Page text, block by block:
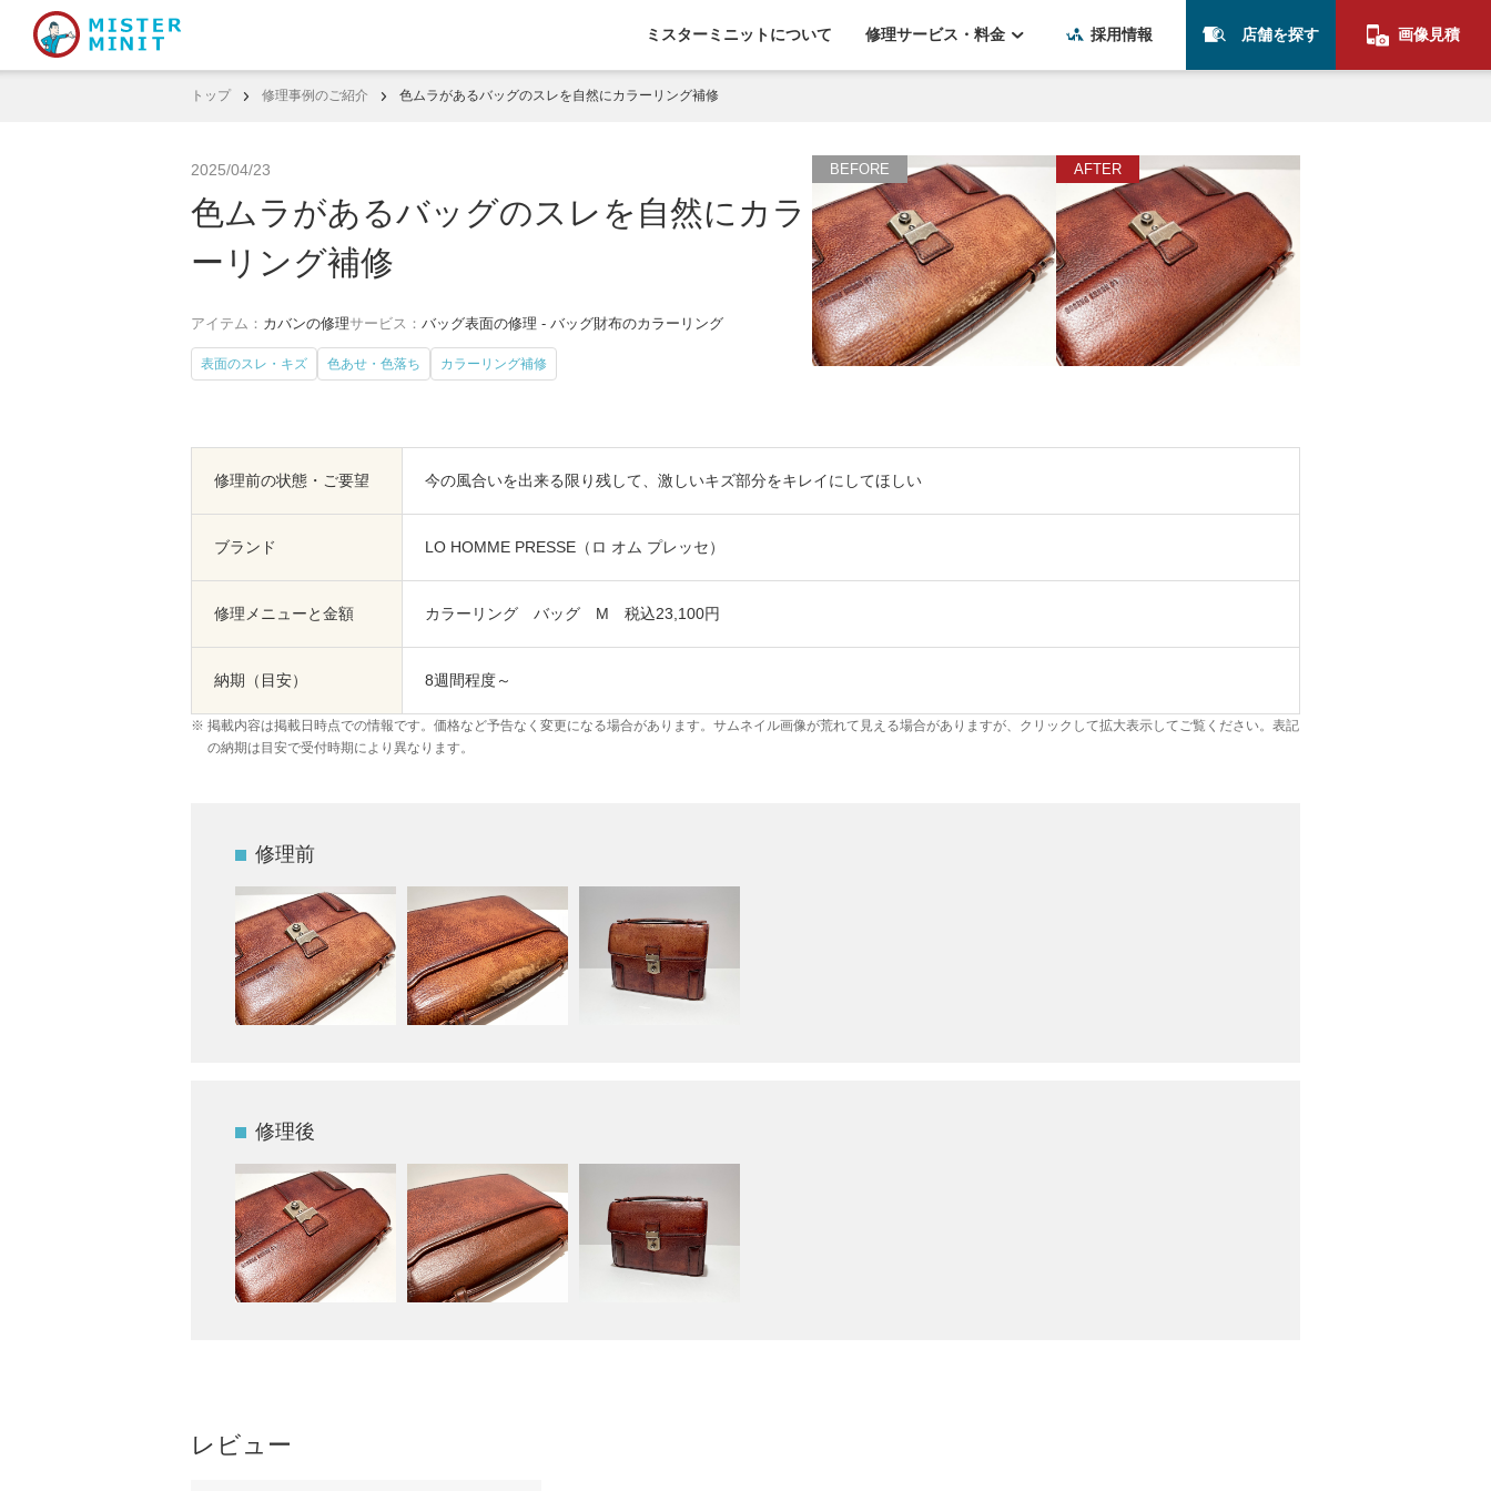
ミスターミニットについて 修理サービス・料金 採用情報 店舗を探す 画像見積
トップ 修理事例のご紹介 色ムラがあるバッグのスレを自然にカラーリング補修
2025/04/23
色ムラがあるバッグのスレを自然にカラ
ーリング補修
アイテム： カバンの修理サービス： バッグ表面の修理 - バッグ財布のカラーリング
表面のスレ・キズ 色あせ・色落ち カラーリング補修
修理前の状態・ご要望 今の風合いを出来る限り残して、激しいキズ部分をキレイにしてほしい
ブランド LO HOMME PRESSE（ロ オム プレッセ）
修理メニューと金額 カラーリング バッグ M 税込23,100円
納期（目安） 8週間程度～
掲載内容は掲載日時点での情報です。価格など予告なく変更になる場合があります。サムネイル画像が荒れて見える場合がありますが、クリックして拡大表示してご覧ください。表記
の納期は目安で受付時期により異なります。
修理前
修理後
レビュー